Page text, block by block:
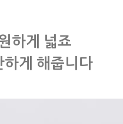
하게 넓죠
게 해줍니다